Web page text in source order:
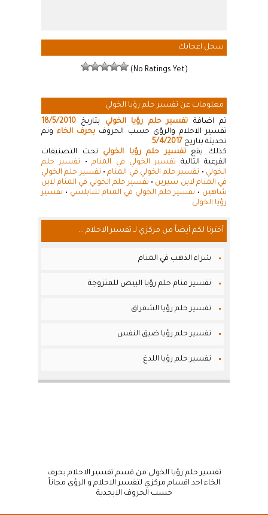
سجل اعجابك
(No Ratings Yet)
معلومات عن تفسير حلم رؤيا الخولي
تم اضافة تفسير حلم رؤيا الخولي بتاريخ 18/5/2010
تفسير الاحلام والرؤى حسب الحروف بحرف الخاءوتم
تحديثة بتاريخ 5/4/2017
.
كذلك يقعتفسير حلم رؤيا الخولي تحت التصنيفات
الفرعية التالية تفسير الخولي في المنام• تفسير حلم
الخولي • تفسير حلم الخولي في المنام• تفسير حلم الخولي
في المنام لابن سيرين • تفسير حلم الخولي في المنام لابن
شاهين • تفسير حلم الخولي في المنام للنابلسي • تفسير
رؤيا الخولي
أخترنا لكم أيضاً من مركزي لـ تفسير الاحلام ...
شراء الذهب في المنام
تفسير منام حلم رؤيا البيض للمتزوجة
تفسير حلم رؤيا الشقراق
تفسير حلم رؤيا ضيق النفس
تفسير حلم رؤيا اللدغ
تفسير حلم رؤيا الخولي من قسم تفسير الاحلام بحرف
الخاء احد اقسام مركزي لتفسير الاحلام و الرؤى مجاناً
حسب الحروف الابجدية